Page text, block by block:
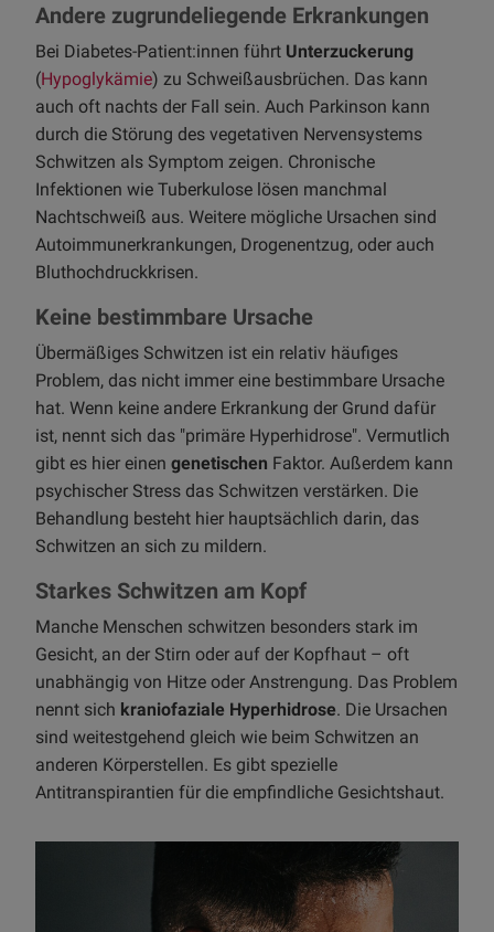
Andere zugrundeliegende Erkrankungen
Bei Diabetes-Patient:innen führt Unterzuckerung
(Hypoglykämie) zu Schweißausbrüchen. Das kann
auch oft nachts der Fall sein. Auch Parkinson kann
durch die Störung des vegetativen Nervensystems
Schwitzen als Symptom zeigen. Chronische
Infektionen wie Tuberkulose lösen manchmal
Nachtschweiß aus. Weitere mögliche Ursachen sind
Autoimmunerkrankungen, Drogenentzug, oder auch
Bluthochdruckkrisen.
Keine bestimmbare Ursache
Übermäßiges Schwitzen ist ein relativ häufiges
Problem, das nicht immer eine bestimmbare Ursache
hat. Wenn keine andere Erkrankung der Grund dafür
ist, nennt sich das "primäre Hyperhidrose". Vermutlich
gibt es hier einen genetischen Faktor. Außerdem kann
psychischer Stress das Schwitzen verstärken. Die
Behandlung besteht hier hauptsächlich darin, das
Schwitzen an sich zu mildern.
Starkes Schwitzen am Kopf
Manche Menschen schwitzen besonders stark im
Gesicht, an der Stirn oder auf der Kopfhaut – oft
unabhängig von Hitze oder Anstrengung. Das Problem
nennt sich kraniofaziale Hyperhidrose. Die Ursachen
sind weitestgehend gleich wie beim Schwitzen an
anderen Körperstellen. Es gibt spezielle
Antitranspirantien für die empfindliche Gesichtshaut.